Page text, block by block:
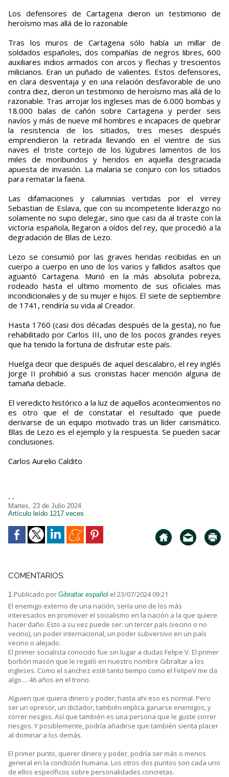
Los defensores de Cartagena dieron un testimonio de
heroísmo mas allá de lo razonable
Tras los muros de Cartagena sólo había un millar de
soldados españoles, dos compañías de negros libres, 600
auxiliares indios armados con arcos y flechas y trescientos
milicianos. Eran un puñado de valientes. Estos defensores,
en clara desventaja y en una relación desfavorable de uno
contra diez, dieron un testimonio de heroísmo mas allá de lo
razonable. Tras arrojar los ingleses mas de 6.000 bombas y
18.000 balas de cañón sobre Cartagena y perder seis
navíos y más de nueve mil hombres e incapaces de quebrar
la resistencia de los sitiados, tres meses después
emprendieron la retirada llevando en el vientre de sus
naves el triste cortejo de los lúgubres lamentos de los
miles de moribundos y heridos en aquella desgraciada
apuesta de invasión. La malaria se conjuro con los sitiados
para rematar la faena.
Las difamaciones y calumnias vertidas por el virrey
Sebastian de Eslava, que con su incompetente liderazgo no
solamente no supo delegar, sino que casi da al traste con la
victoria española, llegaron a oídos del rey, que procedió a la
degradación de Blas de Lezo.
Lezo se consumió por las graves heridas recibidas en un
cuerpo a cuerpo en uno de los varios y fallidos asaltos que
aguantó Cartagena. Murió en la más absoluta pobreza,
rodeado hasta el ultimo momento de sus oficiales mas
incondicionales y de su mujer e hijos. El siete de septiembre
de 1741, rendiría su vida al Creador.
Hasta 1760 (casi dos décadas después de la gesta), no fue
rehabilitado por Carlos III, uno de los pocos grandes reyes
que ha tenido la fortuna de disfrutar este país.
Huelga decir que después de aquel descalabro, el rey inglés
Jorge II prohibió a sus cronistas hacer mención alguna de
tamaña debacle.
El veredicto histórico a la luz de aquellos acontecimientos no
es otro que el de constatar el resultado que puede
derivarse de un equipo motivado tras un líder carismático.
Blas de Lezo es el ejemplo y la respuesta. Se pueden sacar
conclusiones.
Carlos Aurelio Caldito
- -
Martes, 23 de Julio 2024
Artículo leído 1217 veces
COMENTARIOS:
1.Publicado por Gibraltar español el 23/07/2024 09:21
El enemigo externo de una nación, sería uno de los más
interesados en promover el socialismo en la nación a la que quiere
hacer daño. Esto a su vez puede ser: un tercer país (vecino o no
vecino), un poder internacional, un poder subversivo en un país
vecino o alejado.
El primer socialista conocido fue sin lugar a dudas Felipe V. El primer
borbón masón que le regaló en nuestro nombre Gibraltar a los
ingleses. Como el sanchez esté tanto tiempo como el FelipeV me da
algo.... 46 años en el trono.
Alguien que quiera dinero y poder, hasta ahi eso es normal. Pero
ser un opresor, un dictador, también implica ganarse enemigos, y
correr riesgos. Así que también es una persona que le guste correr
riesgos. Y posiblemente, podría añadirse que también sienta placer
al dominar a los demás.
El primer punto, querer dinero y poder, podría ser más o menos
general en la condición humana. Los otros dos puntos son cada uno
de ellos específicos sobre personalidades concretas.